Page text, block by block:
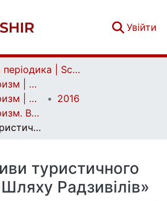
Увійти
Наукова періодика | Scientific periodicals
Географія та туризм | Geography and tourism
Географія та туризм | Geography and tourism
2016
Географія та туризм. Випуск 37
Перспективи туристичного освоєння «Шляху Радзивілів»
туристичного
Радзивілів»